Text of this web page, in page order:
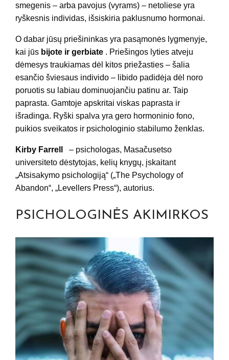
smegenis – arba pavojus (vyrams) – netoliese yra
ryškesnis individas, išsiskiria paklusnumo hormonai.
O dabar jūsų priešininkas yra pasąmonės lygmenyje,
kai jūs bijote ir gerbiate . Priešingos lyties atveju
dėmesys traukiamas dėl kitos priežasties – šalia
esančio šviesaus individo – libido padidėja dėl noro
poruotis su labiau dominuojančiu patinu ar. Taip
paprasta. Gamtoje apskritai viskas paprasta ir
išradinga. Ryški spalva yra gero hormoninio fono,
puikios sveikatos ir psichologinio stabilumo ženklas.
Kirby Farrell
– psichologas, Masačusetso
universiteto dėstytojas, kelių knygų, įskaitant
„Atsisakymo psichologiją“ („The Psychology of
Abandon“, „Levellers Press“), autorius.
PSICHOLOGINĖS AKIMIRKOS